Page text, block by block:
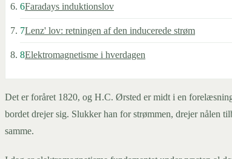
6Faradays induktionslov
7Lenz' lov: retningen af den inducerede strøm
8Elektromagnetisme i hverdagen
Det er foråret 1820, og H.C. Ørsted er midt i en
bordet drejer sig. Slukker han for strømmen, drejer nålen
samme.